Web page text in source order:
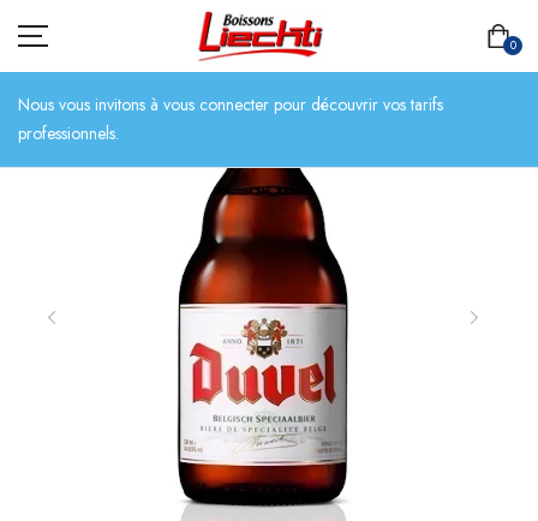
0
TOUT L’ASSORTIMENT
BIÈRES
BOISSONS SANS ALCOOL
Nous vous invitons à vous connecter pour découvrir vos tarifs
professionnels.